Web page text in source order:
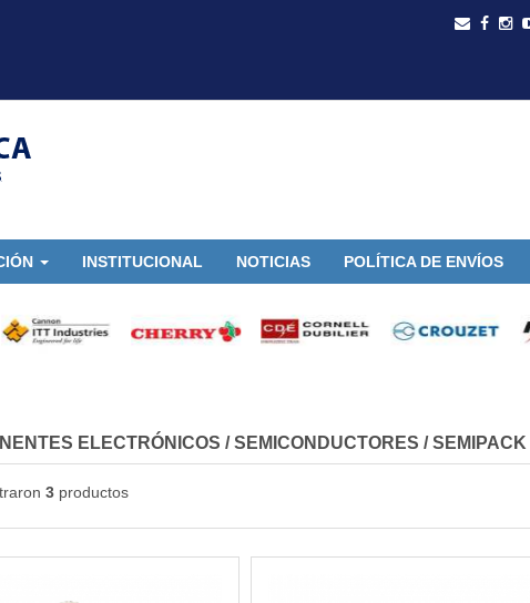
INSTITUCIONAL NOTICIAS POLÍTICA DE ENVÍOS
ELECTRÓNICOS /SEMICONDUCTORES /SEMIPACK
3 productos